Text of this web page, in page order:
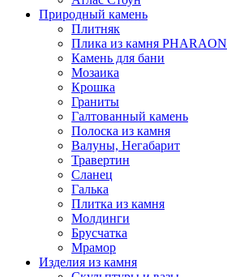
Природный камень
Плитняк
Плика из камня PHARAON
Камень для бани
Мозаика
Крошка
Граниты
Галтованный камень
Полоска из камня
Валуны, Негабарит
Травертин
Сланец
Галька
Плитка из камня
Молдинги
Брусчатка
Мрамор
Изделия из камня